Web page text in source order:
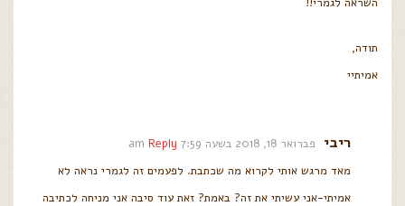
תודה,
אמיתיי
ריבי פברואר 18, 2018 בשעה 7:59 am
Reply
מאד מרגש אותי לקרוא מה שכתבת. לפעמים זה לגמרי נראה לא
אמיתי-אני עשיתי את זה? באמת? זאת עוד סיבה אני מניחה לכתיבה